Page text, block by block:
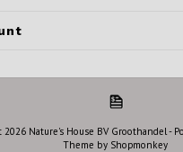
Nature's House BV Groothandel -
Theme by Shopmonkey